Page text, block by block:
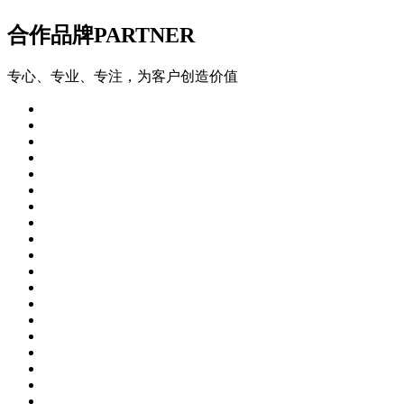
合作品牌PARTNER
专心、专业、专注，为客户创造价值